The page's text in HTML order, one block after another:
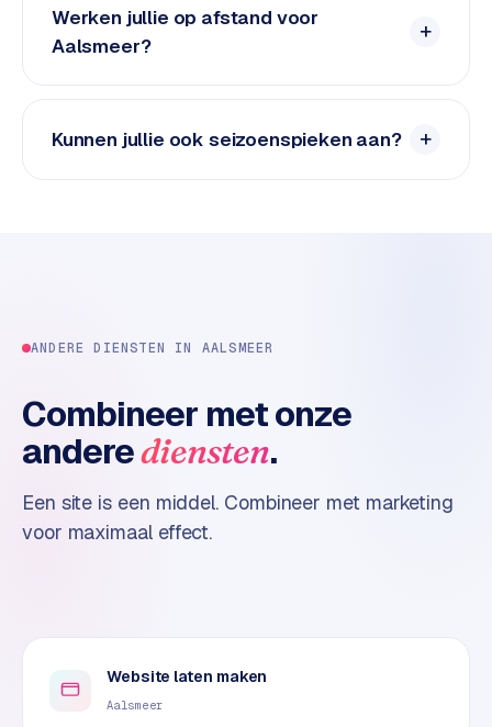
n
t
a
k
o
c
o
m
r
p
l
Werken jullie op afstand voor
Aalsmeer?
Kunnen jullie ook seizoenspieken aan?
ANDERE DIENSTEN IN AALSMEER
Combineer met onze
anderediensten.
Een site is een middel. Combineer met marketing
voor maximaal effect.
Website laten maken
Aalsmeer